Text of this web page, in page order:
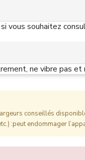
vous souhaitez
ne vibre pas
conseillés
:peut endommager